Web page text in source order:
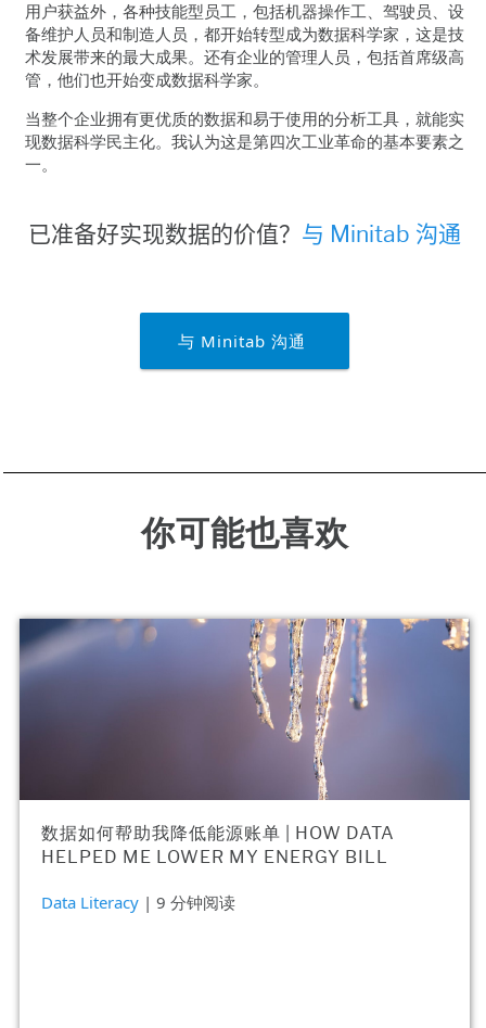
用户获益外，各种技能型员工，包括机器操作工、驾驶员、设
备维护人员和制造人员，都开始转型成为数据科学家，这是技
术发展带来的最大成果。还有企业的管理人员，包括首席级高
管，他们也开始变成数据科学家。
当整个企业拥有更优质的数据和易于使用的分析工具，就能实
现数据科学民主化。我认为这是第四次工业革命的基本要素之
一。
已准备好实现数据的价值？ 与 Minitab 沟通
与 Minitab 沟通
你可能也喜欢
数据如何帮助我降低能源账单 | HOW DATA
HELPED ME LOWER MY ENERGY BILL
Data Literacy | 9 分钟阅读